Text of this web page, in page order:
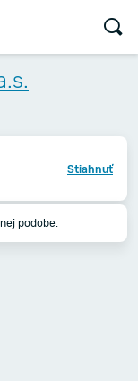
Stiahnuť
podobe.